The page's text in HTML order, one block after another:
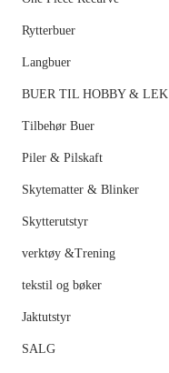
Rytterbuer
Langbuer
BUER TIL HOBBY & LEK
Tilbehør Buer
Piler & Pilskaft
Skytematter & Blinker
Skytterutstyr
verktøy &Trening
tekstil og bøker
Jaktutstyr
SALG